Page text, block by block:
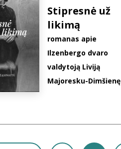
Stipresnė už
likimą
romanas apie
Ilzenbergo dvaro
valdytoją Liviją
Majoresku-Dimšienę